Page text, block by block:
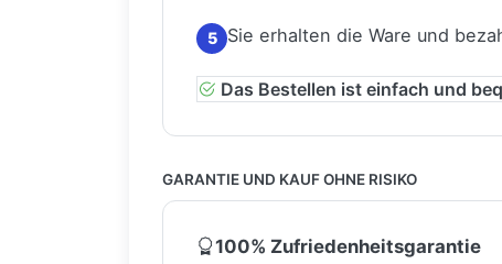
5 Sie erhalten die Ware und
Das Bestellen ist einfach und
GARANTIE UND KAUF OHNE RISIKO
100% Zufriedenheitsgarantie